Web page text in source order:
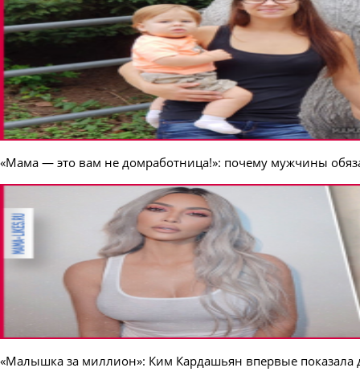
«Мама — это вам не домработница!»: почему мужчины
«Малышка за миллион»: Ким Кардашьян впервые показала